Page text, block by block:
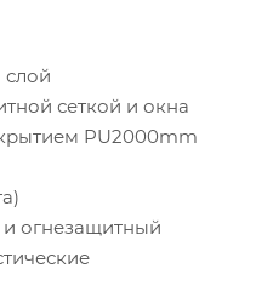
слой
сеткой и окна
PU2000mm
огнезащитный